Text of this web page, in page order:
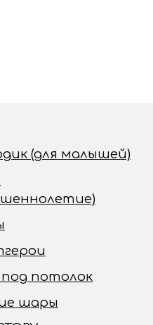
(для малышей)
потолок
шары